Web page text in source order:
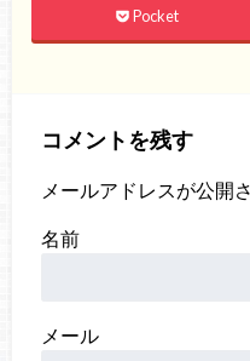
Pocket
コメントを残す
メールアドレスが公開
名前
メール